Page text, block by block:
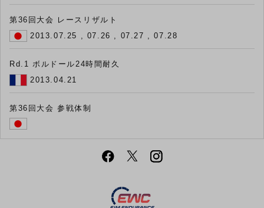
第36回大会 レースリザルト
2013.07.25 , 07.26 , 07.27 , 07.28
Rd.1 ボルドール24時間耐久
2013.04.21
第36回大会 参戦体制